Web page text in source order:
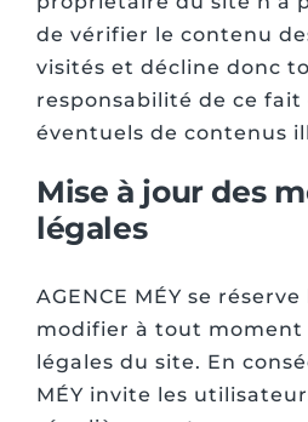
de vérifier le contenu
visités et décline donc
responsabilité de ce
éventuels de contenus
Mise à jour des
légales
AGENCE MÉY se
modifier à tout moment
légales du site. En
MÉY invite les